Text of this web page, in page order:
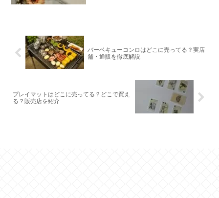
バーベキューコンロはどこに売ってる？実店
舗・通販を徹底解説
プレイマットはどこに売ってる？どこで買え
る？販売店を紹介